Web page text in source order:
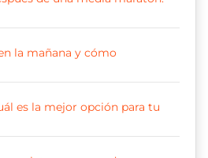
la mañana y cómo
es la mejor opción para tu